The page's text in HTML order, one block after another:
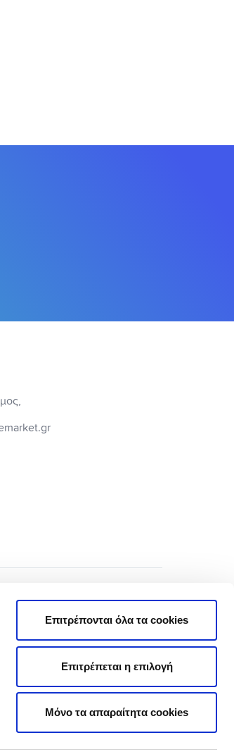
Επιτρέπονται όλα τα cookies
Επιτρέπεται η επιλογή
Μόνο τα απαραίτητα cookies
Όροι Χρήσης